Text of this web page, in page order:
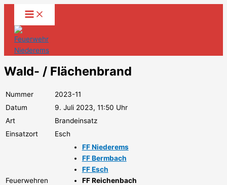
springen
Wald- / Flächenbrand
Nummer
2023-11
Datum
9. Juli 2023, 11:50 Uhr
Art
Brandeinsatz
Einsatzort
Esch
Feuerwehren
FF Niederems
FF Bermbach
FF Esch
FF Reichenbach